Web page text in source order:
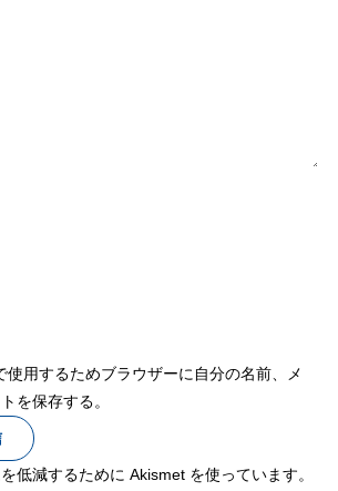
使用するためブラウザーに自分の名前、メ
を保存する。
低減するために Akismet を使っています。